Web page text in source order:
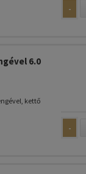
-
6.0
kettő
-